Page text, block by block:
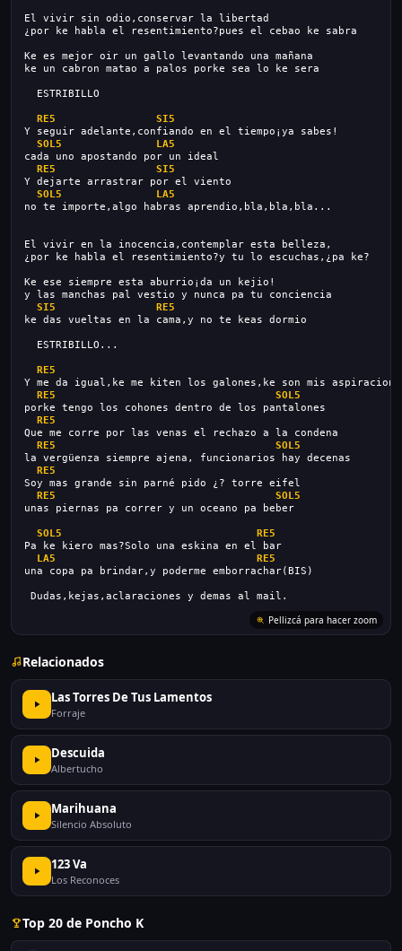
El vivir sin odio,conservar la libertad
¿por ke habla el resentimiento?pues el cebao ke sabra
Ke es mejor oir un gallo levantando una mañana
ke un cabron matao a palos porke sea lo ke sera
ESTRIBILLO
RE5
SI5
Y seguir adelante,confiando en el tiempo¡ya sabes!
SOL5
LA5
cada uno apostando por un ideal
RE5
SI5
Y dejarte arrastrar por el viento
SOL5
LA5
no te importe,algo habras aprendio,bla,bla,bla...
El vivir en la inocencia,contemplar esta belleza,
¿por ke habla el resentimiento?y tu lo escuchas,¿pa ke?
Ke ese siempre esta aburrio¡da un kejio!
y las manchas pal vestio y nunca pa tu conciencia
SI5
RE5
ke das vueltas en la cama,y no te keas dormio
ESTRIBILLO...
RE5
Y me da igual,ke me kiten los galones,ke son mis
RE5
SOL5
porke tengo los cohones dentro de los pantalones
RE5
Que me corre por las venas el rechazo a la condena
RE5
SOL5
la vergüenza siempre ajena, funcionarios hay decenas
RE5
Soy mas grande sin parné pido ¿? torre eifel
RE5
SOL5
unas piernas pa correr y un oceano pa beber
SOL5
RE5
Pa ke kiero mas?Solo una eskina en el bar
LA5
RE5
una copa pa brindar,y poderme emborrachar(BIS)
Dudas,kejas,aclaraciones y demas al mail.
Pellizcá para hacer zoom
Relacionados
Las Torres De Tus Lamentos
Forraje
Descuida
Albertucho
Marihuana
Silencio Absoluto
123 Va
Los Reconoces
Top 20 de Poncho K